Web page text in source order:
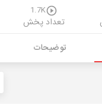
1.7K
تعداد پخش
توضیحات